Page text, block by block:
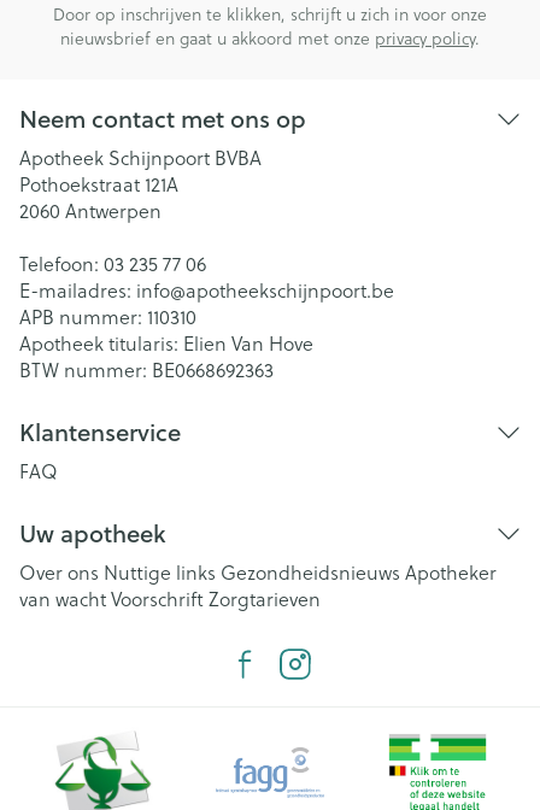
Door op inschrijven te klikken, schrijft u zich in voor onze
nieuwsbrief en gaat u akkoord met onze privacy policy.
Neem contact met ons op
Apotheek Schijnpoort BVBA
Pothoekstraat 121A
2060 Antwerpen
Telefoon: 03 235 77 06
E-mailadres: info@apotheekschijnpoort.be
APB nummer: 110310
Apotheek titularis: Elien Van Hove
BTW nummer: BE0668692363
Klantenservice
FAQ
Uw apotheek
Over ons Nuttige links Gezondheidsnieuws Apotheker
van wachtVoorschriftZorgtarieven